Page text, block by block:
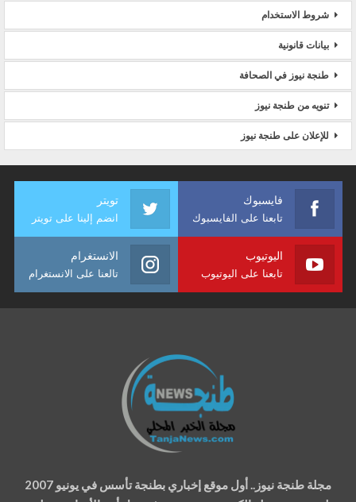
شروط الاستخدام
بيانات قانونية
طنجة نيوز في الصحافة
تنويه من طنجة نيوز
للإعلان على طنجة نيوز
فايسبوك
تابعنا على الفايسبوك
تويتر
انضم إلينا على تويتر
اليوتيوب
تابعنا على اليوتيوب
الانستغرام
تالعنا على الانستغرام
مجلة طنجة نيوز.. أول موقع إخباري بطنجة تأسس في يونيو 2007